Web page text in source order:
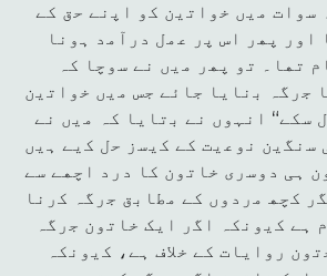
ﺳوات ﻣﯾں ﺧواﺗﯾن ﮐو اﭘﻧﮯ ﺣق ﮐﮯ
اور ﭘﮭر اس ﭘر ﻋﻣل درآﻣد ﮨوﻧﺎ
ﺗﮭﺎ۔ ﺗو ﭘﮭر ﻣﯾں ﻧﮯ ﺳوﭼﺎ ﮐہ
ﺟرﮔہ ﺑﻧﺎﯾﺎ ﺟﺎئے ﺟس ﻣﯾں ﺧواﺗﯾن
ﺳﮑﮯ“ اﻧﮩوں ﻧﮯ ﺑﺗﺎﯾﺎ ﮐہ ﻣﯾں ﻧﮯ
ﺳﻧﮕﯾن ﻧوﻋﯾت ﮐﮯ ﮐﯾﺳز ﺣل ﮐﯾﮯ ﮨﯾں
ﮨﯽ دوﺳری ﺧﺎﺗون ﮐﺎ درد اﭼﮭﮯ ﺳﮯ
ﮐﭼﮭ ﻣردوں ﮐﮯ ﻣطﺎﺑق ﺟرگہ ﮐرﻧﺎ
ﮨﮯ ﮐﯾوﻧکہ اﮔر اﯾﮏ ﺧﺎﺗون ﺟرگہ
رواﯾﺎت ﮐﮯ ﺧﻼف ﮨﮯ، ﮐﯾوﻧکہ